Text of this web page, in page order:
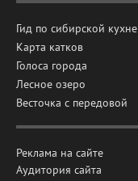
Гид по сибирской кухне
Карта катков
Голоса города
Лесное озеро
Весточка с передовой
Реклама на сайте
Аудитория сайта